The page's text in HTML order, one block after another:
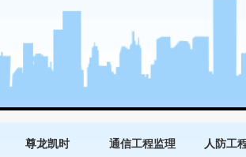
尊龙凯时 通信工程监理 人防工